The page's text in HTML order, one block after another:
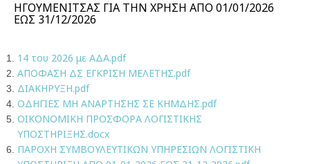
ΗΓΟΥΜΕΝΙΤΣΑΣ ΓΙΑ ΤΗΝ ΧΡΗΣΗ ΑΠΟ 01/01/2026
ΕΩΣ 31/12/2026
14 του 2026 με ΑΔΑ.pdf
ΑΠΟΦΑΣΗ ΔΣ ΕΓΚΡΙΣΗ ΜΕΛΕΤΗΣ.pdf
ΔΙΑΚΗΡΥΞΗ.pdf
ΟΔΗΓΙΕΣ ΜΗ ΑΝΑΡΤΗΣΗΣ ΣΕ ΚΗΜΔΗΣ.pdf
ΟΙΚΟΝΟΜΙΚΗ ΠΡΟΣΦΟΡΑ ΛΟΓΙΣΤΙΚΗΣ
ΥΠΟΣΤΗΡΙΞΗΣ.docx
ΠΑΡΟΧΗ ΣΥΜΒΟΥΛΕΥΤΙΚΩΝ ΥΠΗΡΕΣΙΩΝ ΛΟΓΙΣΤΙΚΗ